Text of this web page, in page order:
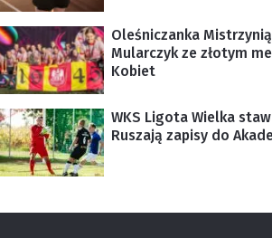
Oleśniczanka
Mularczyk ze złotym
Kobiet
WKS Ligota Wielka
Ruszają zapisy do